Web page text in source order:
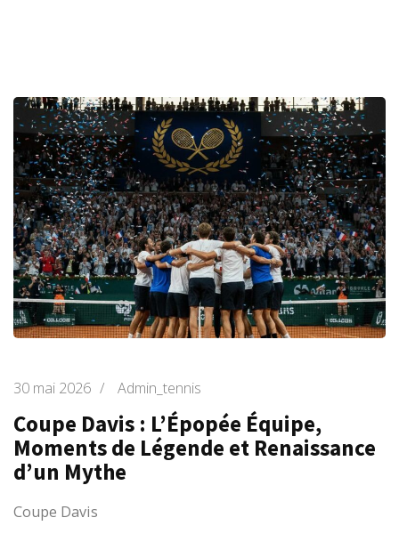
30 mai 2026 / Admin_tennis
Coupe Davis : L’Épopée Équipe,
Moments de Légende et Renaissance
d’un Mythe
Coupe Davis